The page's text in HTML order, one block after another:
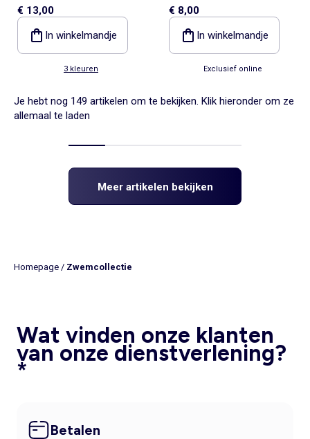
€ 13,00
In winkelmandje
3 kleuren
'Marvel' 'Spider-Man'
€ 8,00
In winkelmandje
Exclusief online
Je hebt nog 149 artikelen om te bekijken. Klik hieronder om ze
allemaal te laden
Meer artikelen bekijken
Homepage / Zwemcollectie
Wat vinden onze klanten
van onze dienstverlening?
*
Betalen